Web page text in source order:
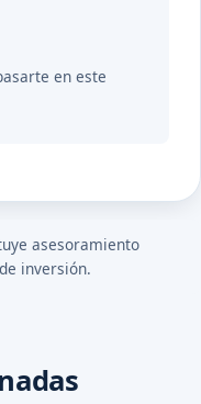
en este
asesoramiento
inversión.